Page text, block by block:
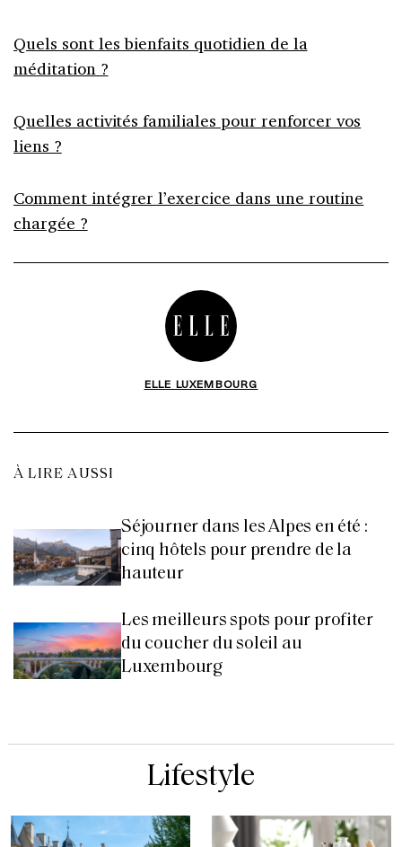
Quels sont les bienfaits quotidien de la
méditation ?
Quelles activités familiales pour renforcer vos
liens ?
Comment intégrer l’exercice dans une routine
chargée ?
ELLE LUXEMBOURG
À LIRE AUSSI
Séjourner dans les Alpes en été :
cinq hôtels pour prendre de la
hauteur
Les meilleurs spots pour profiter
du coucher du soleil au
Luxembourg
Lifestyle